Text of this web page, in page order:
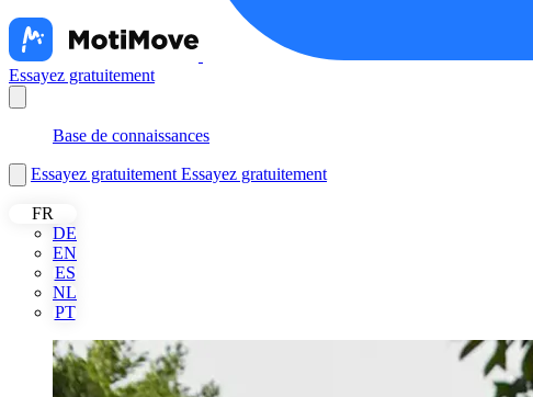
Essayez gratuitement
NederlandsBase de connaissances
Essayez gratuitement Essayez gratuitement
FR
DE
EN
ES
NL
PT